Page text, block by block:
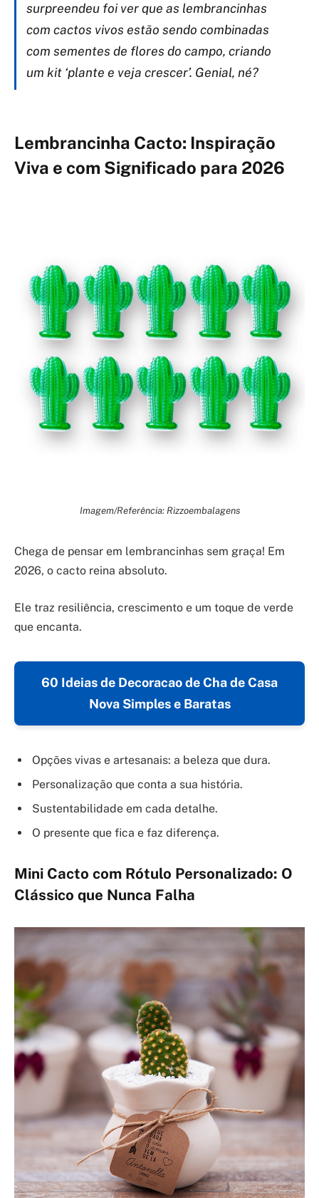
surpreendeu foi ver que as lembrancinhas
com cactos vivos estão sendo combinadas
com sementes de flores do campo, criando
um kit ‘plante e veja crescer’. Genial, né?
Lembrancinha Cacto: Inspiração
Viva e com Significado para 2026
Imagem/Referência: Rizzoembalagens
Chega de pensar em lembrancinhas sem graça! Em
2026, o cacto reina absoluto.
Ele traz resiliência, crescimento e um toque de verde
que encanta.
60 Ideias de Decoracao de Cha de Casa
Nova Simples e Baratas
Opções vivas e artesanais: a beleza que dura.
Personalização que conta a sua história.
Sustentabilidade em cada detalhe.
O presente que fica e faz diferença.
Mini Cacto com Rótulo Personalizado: O
Clássico que Nunca Falha